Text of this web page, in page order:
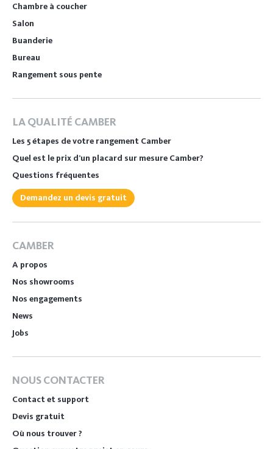
Chambre à coucher
Salon
Buanderie
Bureau
Rangement sous pente
LA QUALITÉ CAMBER
Les 5 étapes de votre rangement Camber
Quel est le prix d’un placard sur mesure Camber?
Questions fréquentes
Demandez un devis gratuit
CAMBER
A propos
Nos showrooms
Nos engagements
News
Jobs
NOUS CONTACTER
Contact et support
Devis gratuit
Où nous trouver ?